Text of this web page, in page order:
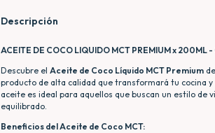
Descripción
ACEITE DE COCO LIQUIDO MCT PREMIUM x 200ML -
Descubre el Aceite de Coco Líquido MCT Premium
producto de alta calidad que transformará tu cocina
aceite es ideal para aquellos que buscan un estilo de
equilibrado.
Beneficios del Aceite de Coco MCT: